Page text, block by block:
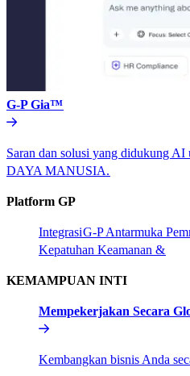
G-P Gia™​​
Saran dan solusi yang didukung
DAYA MANUSIA.​​
Platform GP​​
Integrasi​​G-P Antarmuka
Kepatuhan Keamanan &​​
KEMAMPUAN INTI​​
Mempekerjakan Secara
Kembangkan bisnis Anda